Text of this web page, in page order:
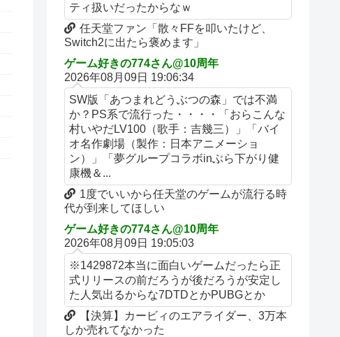
ティ扱いだったからなｗ
任天堂ファン「散々FFを叩いたけど、
Switch2に出たら褒めます」
ゲーム好きの774さん@10周年
2026年08月09日 19:06:34
SW版「あつまれどうぶつの森」では不満
か？PS系で流行った・・・・「おらこんな
村いやだLV100（歌手：吉幾三）」「バイ
オ名作劇場（製作：日本アニメーショ
ン）」「夢グループコラボinぶら下がり健
康機＆...
1度でいいから任天堂のゲームが流行る時
代が到来してほしい
ゲーム好きの774さん@10周年
2026年08月09日 19:05:03
※1429872本当に面白いゲームだったら正
式リリースの前だろうが後だろうが安定し
た人気出るからな7DTDとかPUBGとか
【決算】カービィのエアライダー、3万本
しか売れてなかった